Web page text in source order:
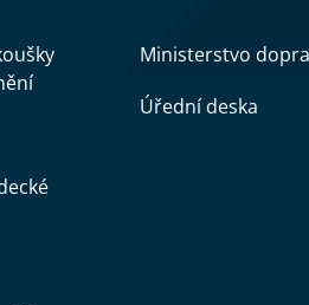
Ministerstvo
Úřední deska